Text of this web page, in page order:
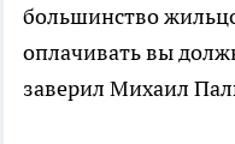
большинство
оплачивать вы
заверил Михаил